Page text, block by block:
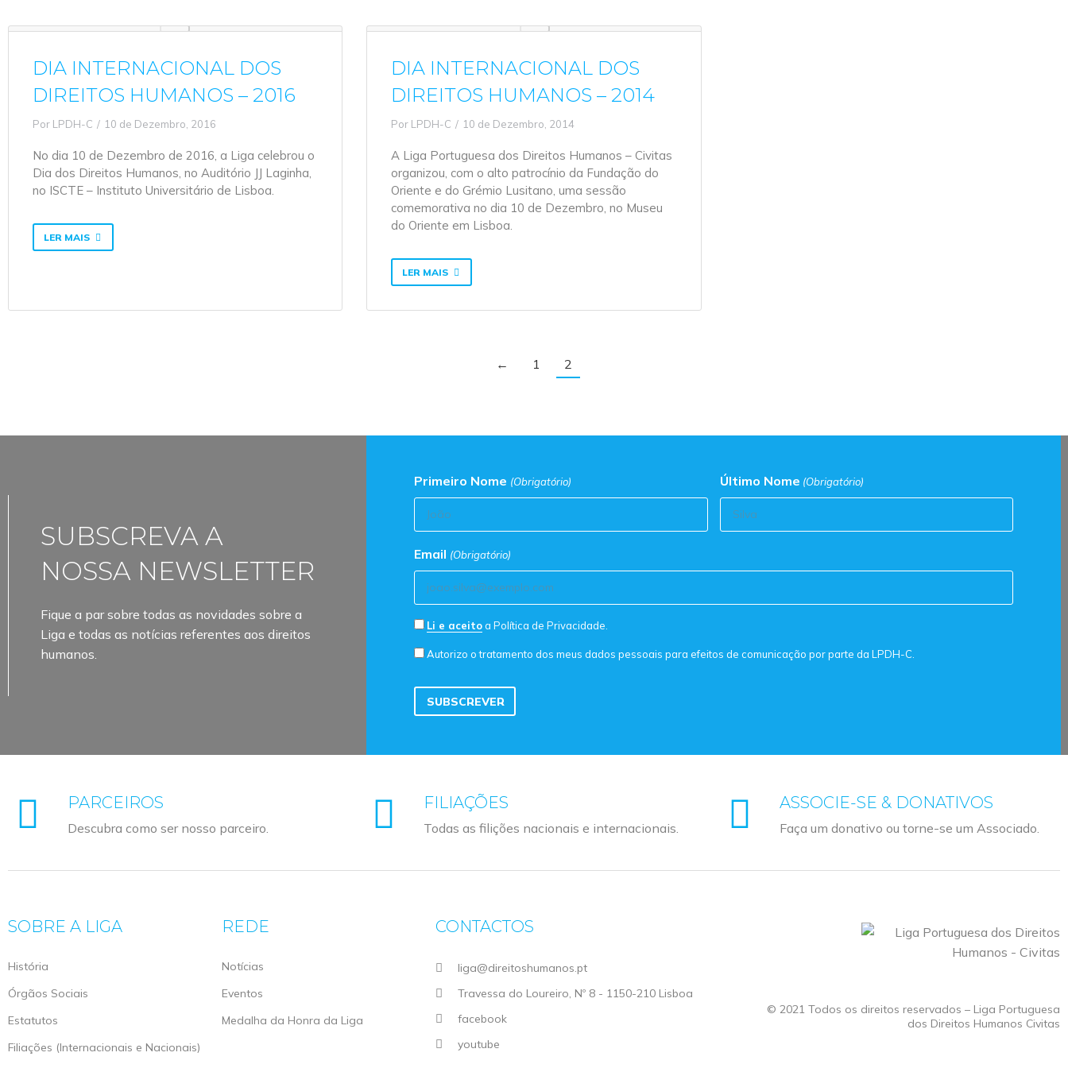
DIA INTERNACIONAL DOS
DIREITOS HUMANOS – 2016
Por LPDH-C 10 de Dezembro, 2016
No dia 10 de Dezembro de 2016, a Liga celebrou o
Dia dos Direitos Humanos, no Auditório JJ Laginha,
no ISCTE – Instituto Universitário de Lisboa.
LER MAIS
DIA INTERNACIONAL DOS
DIREITOS HUMANOS – 2014
Por LPDH-C 10 de Dezembro, 2014
A Liga Portuguesa dos Direitos Humanos – Civitas
organizou, com o alto patrocínio da Fundação do
Oriente e do Grémio Lusitano, uma sessão
comemorativa no dia 10 de Dezembro, no Museu
do Oriente em Lisboa.
LER MAIS
← 1 2
SUBSCREVA A
NOSSA NEWSLETTER
Fique a par sobre todas as novidades sobre a
Liga e todas as notícias referentes aos direitos
humanos.
Primeiro Nome (Obrigatório) Último Nome (Obrigatório)
Email (Obrigatório)
Consentimento
de
de
Privacidade
Li e aceitoa Política de Privacidade.
Consentimento
Marketing
Autorizo o tratamento dos meus dados pessoais para efeitos de comunicação por parte da LPDH-C.
PARCEIROS
Descubra como ser nosso parceiro.
FILIAÇÕES
Todas as filições nacionais e internacionais.
ASSOCIE-SE & DONATIVOS
Faça um donativo ou torne-se um Associado.
SOBRE A LIGA
História
Órgãos Sociais
Estatutos
Filiações (Internacionais e Nacionais)
REDE
Notícias
Eventos
Medalha da Honra da Liga
CONTACTOS
liga@direitoshumanos.pt
Travessa do Loureiro, Nº 8 - 1150-210 Lisboa
facebook
youtube
© 2021 Todos os direitos reservados – Liga Portuguesa
dos Direitos Humanos Civitas